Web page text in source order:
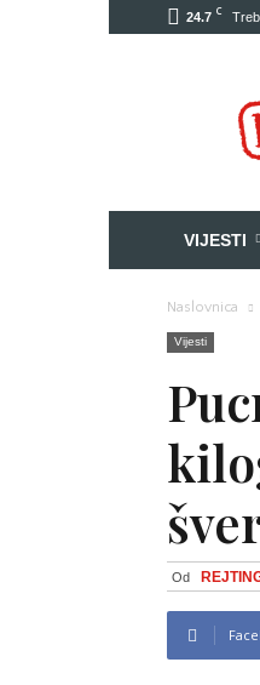
24.7 C
VIJESTI
Naslovnica
Vijesti
Od